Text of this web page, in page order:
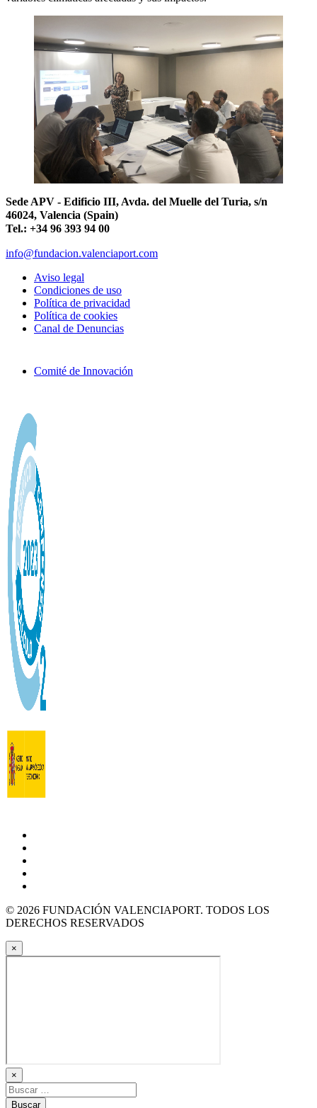
Sede APV - Edificio III, Avda. del Muelle del Turia, s/n
46024, Valencia (Spain)
Tel.: +34 96 393 94 00
info@fundacion.valenciaport.com
Aviso legal
Condiciones de uso
Política de privacidad
Política de cookies
Canal de Denuncias
Comité de Innovación
© 2026 FUNDACIÓN VALENCIAPORT. TODOS LOS
DERECHOS RESERVADOS
×
×